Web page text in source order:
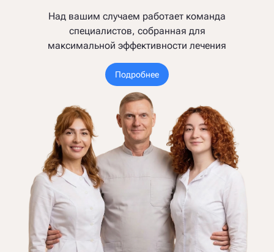
Над вашим случаем работает команда
специалистов, собранная для
максимальной эффективности лечения
Подробнее